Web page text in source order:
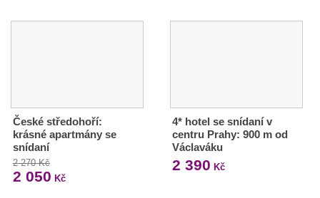
České středohoří:
krásné apartmány se
snídaní
2 270 Kč
2 050 Kč
4* hotel se snídaní v
centru Prahy: 900 m od
Václaváku
2 390 Kč